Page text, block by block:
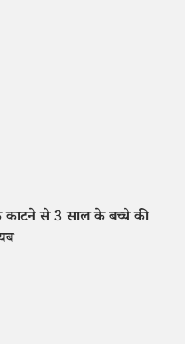
काटने से 3 साल के बच्चे की